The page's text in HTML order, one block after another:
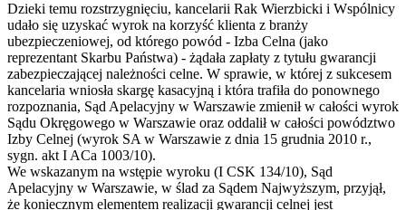
Dzieki temu rozstrzygnięciu, kancelarii Rak Wierzbicki i Wspólnicy
udało się uzyskać wyrok na korzyść klienta z branży
ubezpieczeniowej, od którego powód - Izba Celna (jako
reprezentant Skarbu Państwa) - żądała zapłaty z tytułu gwarancji
zabezpieczającej należności celne. W sprawie, w której z sukcesem
kancelaria wniosła skargę kasacyjną i która trafiła do ponownego
rozpoznania, Sąd Apelacyjny w Warszawie zmienił w całości wyrok
Sądu Okręgowego w Warszawie oraz oddalił w całości powództwo
Izby Celnej (wyrok SA w Warszawie z dnia 15 grudnia 2010 r.,
sygn. akt I ACa 1003/10).
We wskazanym na wstępie wyroku (I CSK 134/10), Sąd
Apelacyjny w Warszawie, w ślad za Sądem Najwyższym, przyjął,
że koniecznym elementem realizacji gwarancji celnej jest